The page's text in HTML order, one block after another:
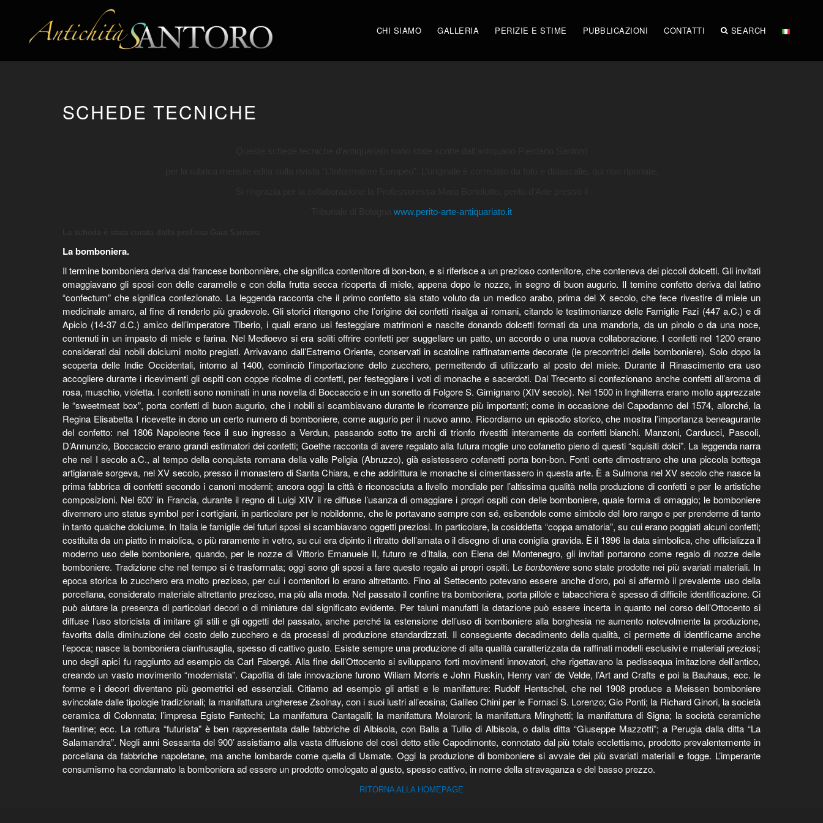
CHI SIAMO GALLERIA PERIZIE E STIME PUBBLICAZIONI CONTATTI SEARCH
SCHEDE TECNICHE
www.perito-arte-antiquariato.it
La bomboniera.
Il termine bomboniera deriva dal francese bonbonnière, che significa contenitore di bon-bon, e si riferisce a un prezioso contenitore, che conteneva dei piccoli dolcetti. Gli invitati
omaggiavano gli sposi con delle caramelle e con della frutta secca ricoperta di miele, appena dopo le nozze, in segno di buon augurio. Il temine confetto deriva dal latino
“confectum” che significa confezionato. La leggenda racconta che il primo confetto sia stato voluto da un medico arabo, prima del X secolo, che fece rivestire di miele un
medicinale amaro, al fine di renderlo più gradevole. Gli storici ritengono che l’origine dei confetti risalga ai romani, citando le testimonianze delle Famiglie Fazi (447 a.C.) e di
Apicio (14-37 d.C.) amico dell’imperatore Tiberio, i quali erano usi festeggiare matrimoni e nascite donando dolcetti formati da una mandorla, da un pinolo o da una noce,
contenuti in un impasto di miele e farina. Nel Medioevo si era soliti offrire confetti per suggellare un patto, un accordo o una nuova collaborazione. I confetti nel 1200 erano
considerati dai nobili dolciumi molto pregiati. Arrivavano dall’Estremo Oriente, conservati in scatoline raffinatamente decorate (le precorritrici delle bomboniere). Solo dopo la
scoperta delle Indie Occidentali, intorno al 1400, cominciò l’importazione dello zucchero, permettendo di utilizzarlo al posto del miele. Durante il Rinascimento era uso
accogliere durante i ricevimenti gli ospiti con coppe ricolme di confetti, per festeggiare i voti di monache e sacerdoti. Dal Trecento si confezionano anche confetti all’aroma di
rosa, muschio, violetta. I confetti sono nominati in una novella di Boccaccio e in un sonetto di Folgore S. Gimignano (XIV secolo). Nel 1500 in Inghilterra erano molto apprezzate
le “sweetmeat box”, porta confetti di buon augurio, che i nobili si scambiavano durante le ricorrenze più importanti; come in occasione del Capodanno del 1574, allorché, la
Regina Elisabetta I ricevette in dono un certo numero di bomboniere, come augurio per il nuovo anno. Ricordiamo un episodio storico, che mostra l’importanza beneagurante
del confetto: nel 1806 Napoleone fece il suo ingresso a Verdun, passando sotto tre archi di trionfo rivestiti interamente da confetti bianchi. Manzoni, Carducci, Pascoli,
D’Annunzio, Boccaccio erano grandi estimatori dei confetti; Goethe racconta di avere regalato alla futura moglie uno cofanetto pieno di questi “squisiti dolci”. La leggenda narra
che nel I secolo a.C., al tempo della conquista romana della valle Peligia (Abruzzo), già esistessero cofanetti porta bon-bon. Fonti certe dimostrano che una piccola bottega
artigianale sorgeva, nel XV secolo, presso il monastero di Santa Chiara, e che addirittura le monache si cimentassero in questa arte. È a Sulmona nel XV secolo che nasce la
prima fabbrica di confetti secondo i canoni moderni; ancora oggi la città è riconosciuta a livello mondiale per l’altissima qualità nella produzione di confetti e per le artistiche
composizioni. Nel 600’ in Francia, durante il regno di Luigi XIV il re diffuse l’usanza di omaggiare i propri ospiti con delle bomboniere, quale forma di omaggio; le bomboniere
divennero uno status symbol per i cortigiani, in particolare per le nobildonne, che le portavano sempre con sé, esibendole come simbolo del loro rango e per prenderne di tanto
in tanto qualche dolciume. In Italia le famiglie dei futuri sposi si scambiavano oggetti preziosi. In particolare, la cosiddetta “coppa amatoria”, su cui erano poggiati alcuni confetti;
costituita da un piatto in maiolica, o più raramente in vetro, su cui era dipinto il ritratto dell’amata o il disegno di una coniglia gravida. È il 1896 la data simbolica, che ufficializza il
moderno uso delle bomboniere, quando, per le nozze di Vittorio Emanuele II, futuro re d’Italia, con Elena del Montenegro, gli invitati portarono come regalo di nozze delle
bomboniere. Tradizione che nel tempo si è trasformata; oggi sono gli sposi a fare questo regalo ai propri ospiti. Le bonbonieresono state prodotte nei più svariati materiali. In
epoca storica lo zucchero era molto prezioso, per cui i contenitori lo erano altrettanto. Fino al Settecento potevano essere anche d’oro, poi si affermò il prevalente uso della
porcellana, considerato materiale altrettanto prezioso, ma più alla moda. Nel passato il confine tra bomboniera, porta pillole e tabacchiera è spesso di difficile identificazione. Ci
può aiutare la presenza di particolari decori o di miniature dal significato evidente. Per taluni manufatti la datazione può essere incerta in quanto nel corso dell’Ottocento si
diffuse l’uso storicista di imitare gli stili e gli oggetti del passato, anche perché la estensione dell’uso di bomboniere alla borghesia ne aumento notevolmente la produzione,
favorita dalla diminuzione del costo dello zucchero e da processi di produzione standardizzati. Il conseguente decadimento della qualità, ci permette di identificarne anche
l’epoca; nasce la bomboniera cianfrusaglia, spesso di cattivo gusto. Esiste sempre una produzione di alta qualità caratterizzata da raffinati modelli esclusivi e materiali preziosi;
uno degli apici fu raggiunto ad esempio da Carl Fabergé. Alla fine dell’Ottocento si sviluppano forti movimenti innovatori, che rigettavano la pedissequa imitazione dell’antico,
creando un vasto movimento “modernista”. Capofila di tale innovazione furono Wiliam Morris e John Ruskin, Henry van’ de Velde, l’Art and Crafts e poi la Bauhaus, ecc. le
forme e i decori diventano più geometrici ed essenziali. Citiamo ad esempio gli artisti e le manifatture: Rudolf Hentschel, che nel 1908 produce a Meissen bomboniere
svincolate dalle tipologie tradizionali; la manifattura ungherese Zsolnay, con i suoi lustri all’eosina; Galileo Chini per le Fornaci S. Lorenzo; Gio Ponti; la Richard Ginori, la società
ceramica di Colonnata; l’impresa Egisto Fantechi; La manifattura Cantagalli; la manifattura Molaroni; la manifattura Minghetti; la manifattura di Signa; la società ceramiche
faentine; ecc. La rottura “futurista” è ben rappresentata dalle fabbriche di Albisola, con Balla a Tullio di Albisola, o dalla ditta “Giuseppe Mazzotti”; a Perugia dalla ditta “La
Salamandra”. Negli anni Sessanta del 900’ assistiamo alla vasta diffusione del così detto stile Capodimonte, connotato dal più totale ecclettismo, prodotto prevalentemente in
porcellana da fabbriche napoletane, ma anche lombarde come quella di Usmate. Oggi la produzione di bomboniere si avvale dei più svariati materiali e fogge. L’imperante
consumismo ha condannato la bomboniera ad essere un prodotto omologato al gusto, spesso cattivo, in nome della stravaganza e del basso prezzo.
RITORNA ALLA HOMEPAGE